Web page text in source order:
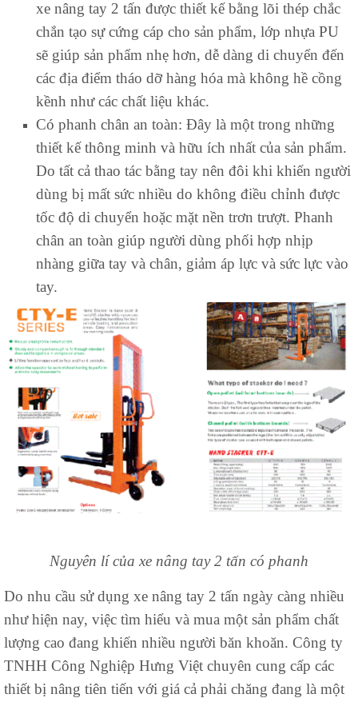
xe nâng tay 2 tấn được thiết kế bằng lõi thép chắc
chắn tạo sự cứng cáp cho sản phẩm, lớp nhựa PU
sẽ giúp sản phẩm nhẹ hơn, dễ dàng di chuyển đến
các địa điểm tháo dỡ hàng hóa mà không hề cồng
kềnh như các chất liệu khác.
Có phanh chân an toàn: Đây là một trong những
thiết kế thông minh và hữu ích nhất của sản phẩm.
Do tất cả thao tác bằng tay nên đôi khi khiến người
dùng bị mất sức nhiều do không điều chỉnh được
tốc độ di chuyển hoặc mặt nền trơn trượt. Phanh
chân an toàn giúp người dùng phối hợp nhịp
nhàng giữa tay và chân, giảm áp lực và sức lực vào
tay.
Nguyên lí của xe nâng tay 2 tấn có phanh
Do nhu cầu sử dụng xe nâng tay 2 tấn ngày càng nhiều
như hiện nay, việc tìm hiểu và mua một sản phẩm chất
lượng cao đang khiến nhiều người băn khoăn. Công ty
TNHH Công Nghiệp Hưng Việt chuyên cung cấp các
thiết bị nâng tiên tiến với giá cả phải chăng đang là một